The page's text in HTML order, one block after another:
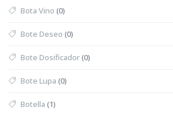
Bota Vino (0)
Bote Deseo (0)
Bote Dosificador(0)
Bote Lupa (0)
Botella (1)